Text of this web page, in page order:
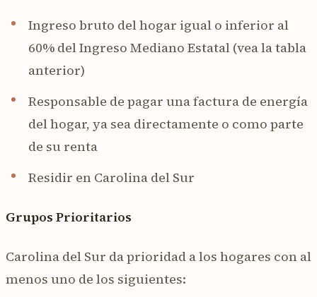
Ingreso bruto del hogar igual o inferior al
60% del Ingreso Mediano Estatal (vea la tabla
anterior)
Responsable de pagar una factura de energía
del hogar, ya sea directamente o como parte
de su renta
Residir en Carolina del Sur
Grupos Prioritarios
Carolina del Sur da prioridad a los hogares con al
menos uno de los siguientes: